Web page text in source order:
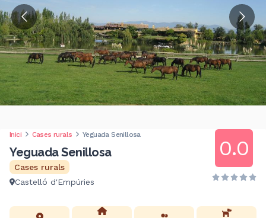
Inici Cases rurals Yeguada Senillosa
Yeguada Senillosa
Cases rurals
Castelló d'Empúries
0.0